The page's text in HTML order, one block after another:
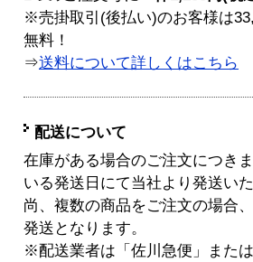
※売掛取引(後払い)のお客様は
無料！
⇒送料について詳しくはこちら
配送について
在庫がある場合のご注文につき
いる発送日にて当社より発送い
尚、複数の商品をご注文の場合
発送となります。
※配送業者は「佐川急便」また